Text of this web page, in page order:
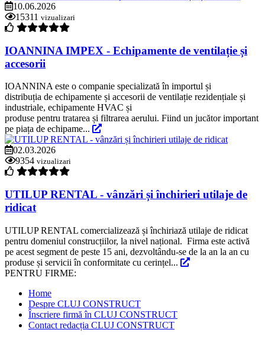
10.06.2026
15311 vizualizari
IOANNINA IMPEX - Echipamente de ventilație și
accesorii
IOANNINA este o companie specializată în importul și
distribuția de echipamente și accesorii de ventilație rezidențiale și
industriale, echipamente HVAC și
produse pentru tratarea și filtrarea aerului. Fiind un jucător important
pe piața de echipame...
02.03.2026
9354 vizualizari
UTILUP RENTAL - vânzări și închirieri utilaje de
ridicat
UTILUP RENTAL comercializează și închiriază utilaje de ridicat
pentru domeniul construcțiilor, la nivel național. Firma este activă
pe acest segment de peste 15 ani, dezvoltându-se de la an la an cu
produse și servicii în conformitate cu cerințel...
PENTRU FIRME:
Home
Despre CLUJ CONSTRUCT
Înscriere firmă în CLUJ CONSTRUCT
Contact redacția CLUJ CONSTRUCT